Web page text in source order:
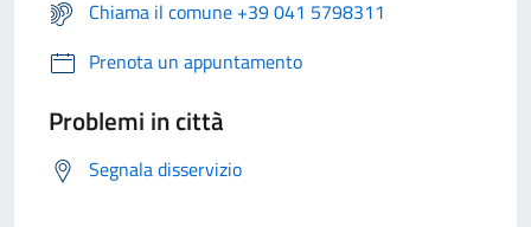
Chiama il comune +39 041 5798311
Prenota un appuntamento
Problemi in città
Segnala disservizio